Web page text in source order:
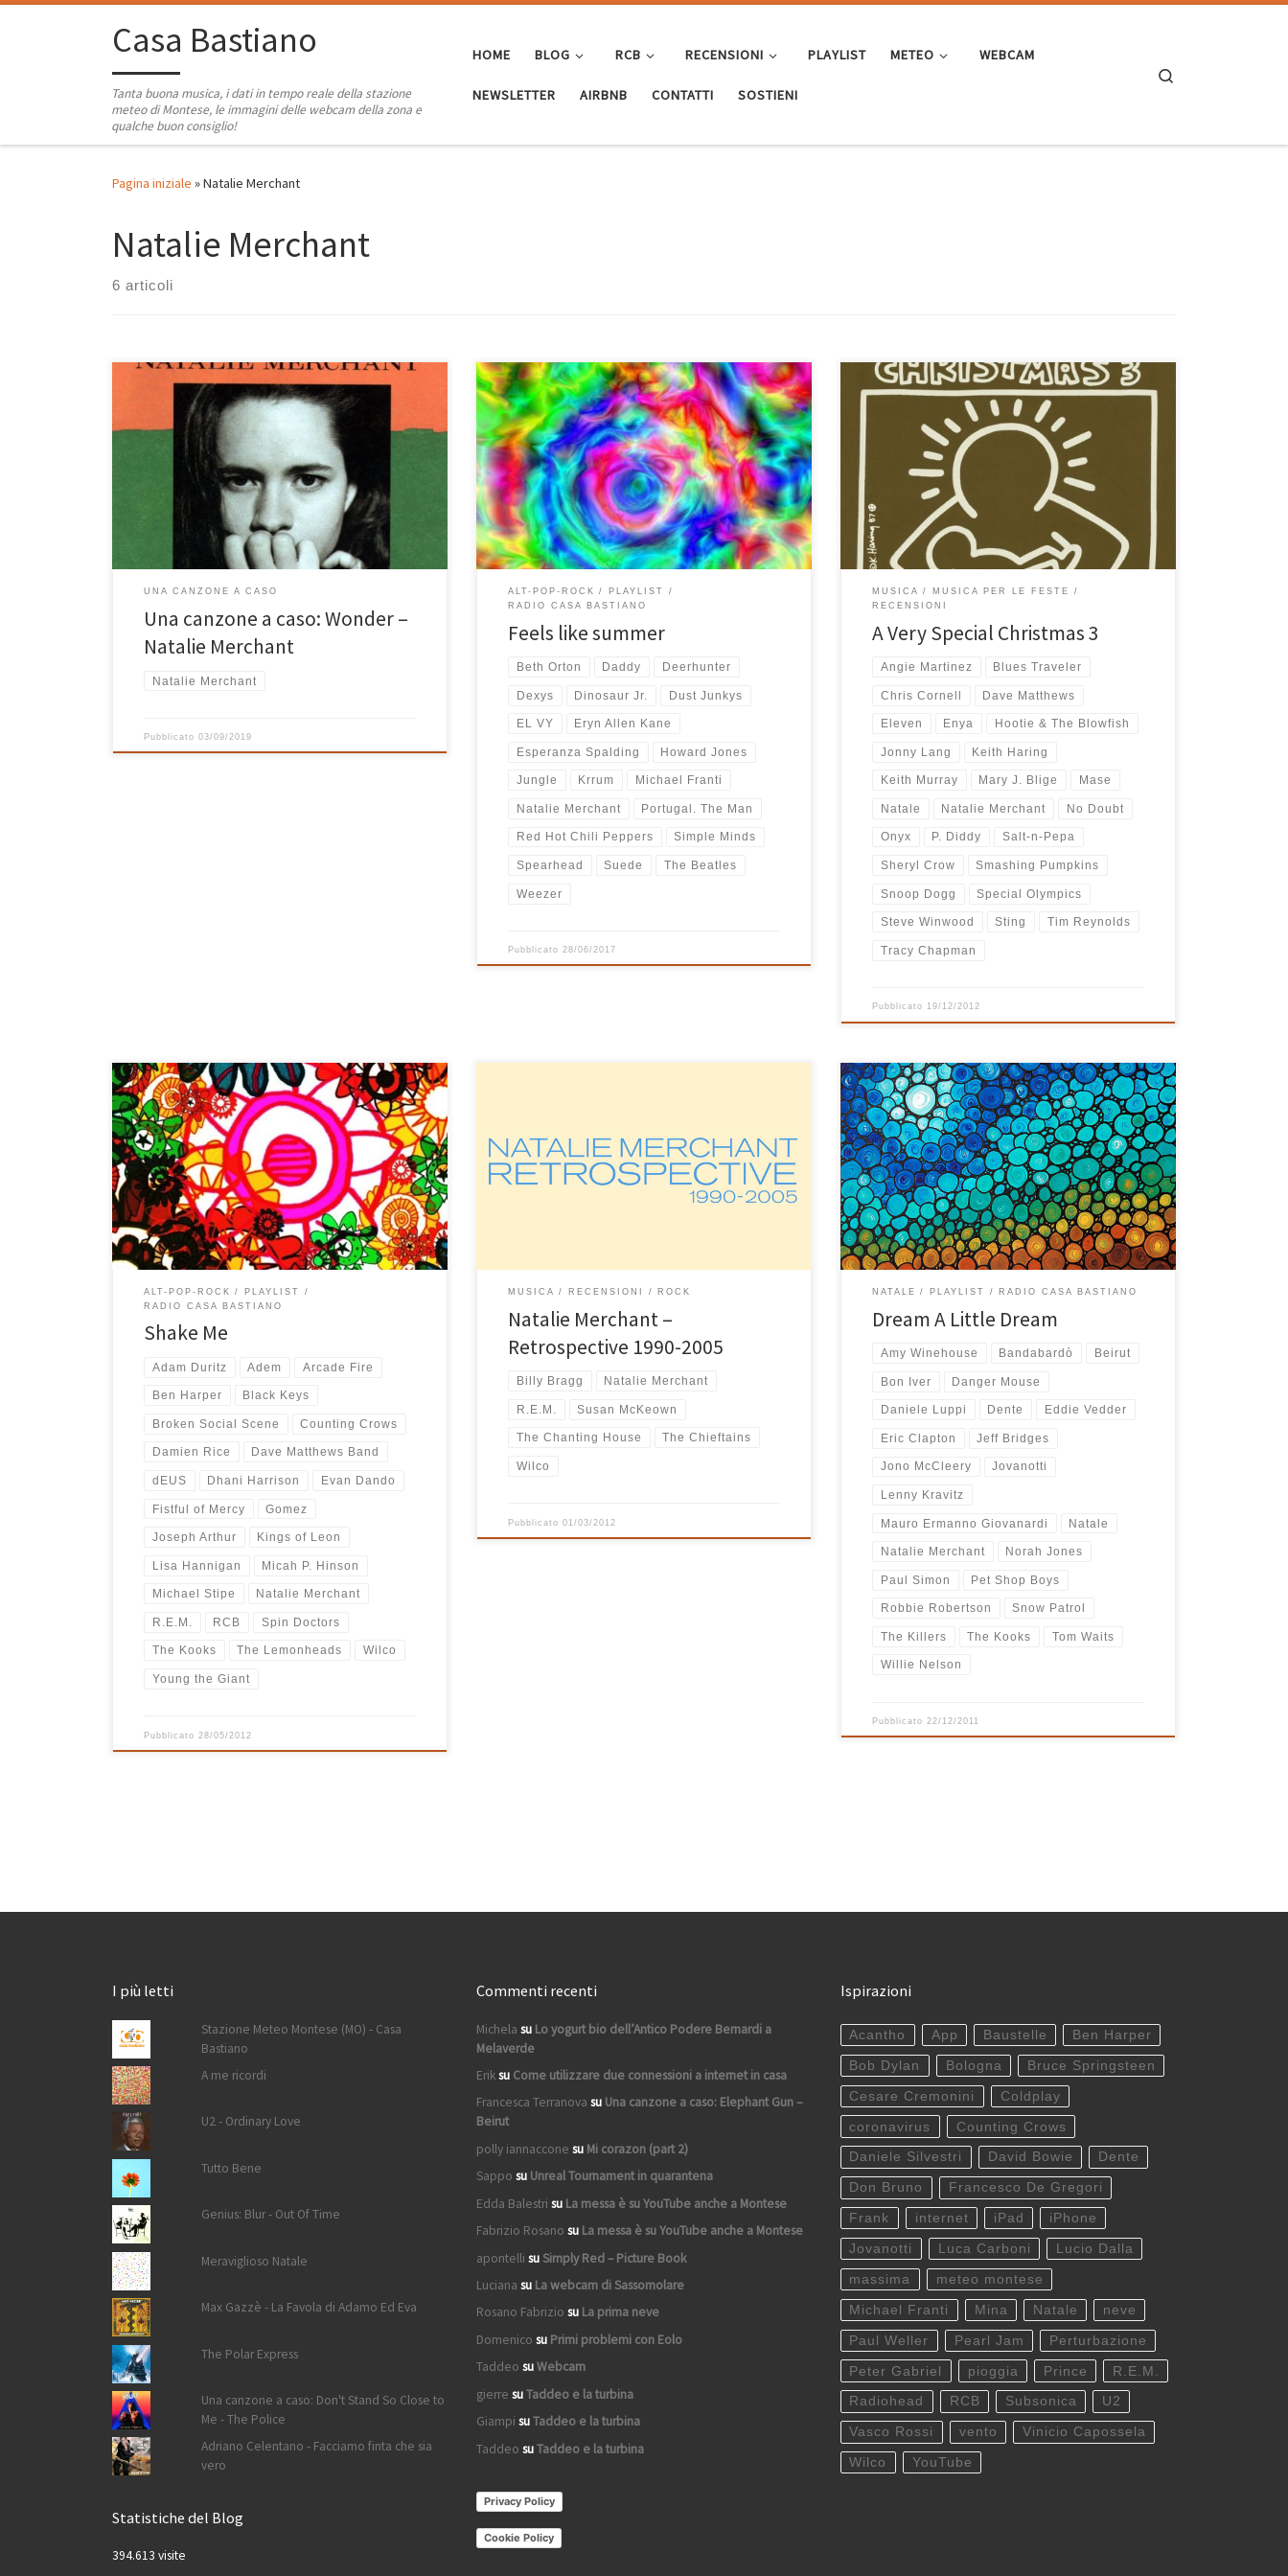
Passa al contenutoCasa Bastiano
Tanta buona musica, i dati in tempo reale della stazione
meteo di Montese, le immagini delle webcam della zona e
qualche buon consiglio!
HOME BLOG RCB RECENSIONI PLAYLIST METEO WEBCAM
NEWSLETTER AIRBNB CONTATTI SOSTIENI
Pagina iniziale »Natalie Merchant
Natalie Merchant
6 articoli
Quando una canzone suona così bene anche dopo
parecchi anni c’è solo un motivo: è una gran canzone!
Secondo singolo estratto dall’album Tigerlily del 1995
(il primo fu l’altrettanto ottimo Carnival), Wonder fu un
grande successo per Natalie Merchant che fece partire
la sua carriera solista dopo l’esperienza con i […]
UNA CANZONE A CASO
Una canzone a caso: Wonder –
Natalie Merchant
Natalie Merchant
Pubblicato03/09/2019
Feels like summer è un mix di tanti generi e canzoni,
vecchie e nuove, unite da un sentimento unico verso
l’estate e tutte le sensazioni che questa calda stagione
incarna e riesce sempre ad emanare. S’inizia forte,
con due canzoni che racchiudono in sé tutto lo spirito
estivo di questa […]
ALT-POP-ROCK
PLAYLIST
RADIO CASA BASTIANO
Feels like summer
Beth Orton Daddy Deerhunter
Dexys Dinosaur Jr. Dust Junkys
EL VY Eryn Allen Kane
Esperanza Spalding Howard Jones
Jungle Krrum Michael Franti
Natalie Merchant Portugal. The Man
Red Hot Chili Peppers Simple Minds
Spearhead Suede The Beatles
Weezer
Pubblicato28/06/2017
Nel 1997, a distanza di 10 anni dal primo A Very
Special Christmas, alcuni bravi artisti (tra cui, su tutti,
Chris Cornel, Sheryl Crow, Natalie Merchant, Dave
Matthews, Smashing Pumpkins, Tracy Chapman, Enya,
Sting e Patti Smith) si mettono a cantare delle belle
canzoni di Natale. La copertina cambia colore, […]
MUSICA
MUSICA PER LE FESTE
RECENSIONI
A Very Special Christmas 3
Angie Martinez Blues Traveler
Chris Cornell Dave Matthews
Eleven Enya Hootie & The Blowfish
Jonny Lang Keith Haring
Keith Murray Mary J. Blige Mase
Natale Natalie Merchant No Doubt
Onyx P. Diddy Salt-n-Pepa
Sheryl Crow Smashing Pumpkins
Snoop Dogg Special Olympics
Steve Winwood Sting Tim Reynolds
Tracy Chapman
Pubblicato 19/12/2012
Inizia e finisce molto low-fi Shake Me, la playlist di
maggio di Radio Casa Bastiano. Le Hotel Sessions di
Evan Dando sono roba da veri appassionati dei
Lemonheads, una rivisitazione chitarra e voce dei loro
pezzi migliori registrati così come venivano con rumori
e voci di fondo in camere d’hotel […]
ALT-POP-ROCK
PLAYLIST
RADIO CASA BASTIANO
Shake Me
Adam Duritz Adem Arcade Fire
Ben Harper Black Keys
Broken Social Scene Counting Crows
Damien Rice Dave Matthews Band
dEUS Dhani Harrison Evan Dando
Fistful of Mercy Gomez
Joseph Arthur Kings of Leon
Lisa Hannigan Micah P. Hinson
Michael Stipe Natalie Merchant
R.E.M. RCB Spin Doctors
The Kooks The Lemonheads Wilco
Young the Giant
Pubblicato 28/05/2012
voce dei 10,000 Maniacs. Agli inizi degli anni ’90 lascia
il gruppo e inizia il suo percorso solista azzeccando
subito tre singoli che vendono tantissimo in tutto il
MUSICA RECENSIONI ROCK
Natalie Merchant –
Retrospective 1990-2005
Billy Bragg Natalie Merchant
R.E.M. Susan McKeown
The Chanting House The Chieftains
Wilco
Pubblicato01/03/2012
Agli amici lontani e ai sostenitori di RCB Babbo Natale
la sta consegnando per posta, ai parenti e agli amici
vicini la porterà sotto l’albero, per tutti voi che amate
la buona musica di Radio Casa Bastiano ecco la mitica
e attesissima playlist di Natale! AUGURI AUGURI AUGURI
Tracklist – 21 brani – […]
NATALE PLAYLIST RADIO CASA BASTIANO
Dream A Little Dream
Amy Winehouse Bandabardò Beirut
Bon Iver Danger Mouse
Daniele Luppi Dente Eddie Vedder
Eric Clapton Jeff Bridges
Jono McCleery Jovanotti
Lenny Kravitz
Mauro Ermanno Giovanardi Natale
Natalie Merchant Norah Jones
Paul Simon Pet Shop Boys
Robbie Robertson Snow Patrol
The Killers The Kooks Tom Waits
Willie Nelson
Pubblicato22/12/2011
I più letti
Stazione Meteo Montese (MO) - Casa
Bastiano
A me ricordi
U2 - Ordinary Love
Tutto Bene
Genius: Blur - Out Of Time
Meraviglioso Natale
Max Gazzè - La Favola di Adamo Ed Eva
The Polar Express
Una canzone a caso: Don't Stand So Close to
Me - The Police
Adriano Celentano - Facciamo finta che sia
vero
Statistiche del Blog
394.613 visite
Commenti recenti
Michela su Lo yogurt bio dell’Antico Podere Bernardi a
Melaverde
Eriksu Come utilizzare due connessioni a internet in casa
Francesca Terranova su Una canzone a caso: Elephant Gun –
Beirut
polly iannaccone su Mi corazon (part 2)
Sappo su Unreal Tournament in quarantena
Edda Balestri su La messa è su YouTube anche a Montese
Fabrizio Rosano su La messa è su YouTube anche a Montese
apontelli suSimply Red – Picture Book
Luciana su La webcam di Sassomolare
Rosano Fabrizio su La prima neve
Domenico su Primi problemi con Eolo
Taddeo suWebcam
gierre suTaddeo e la turbina
Giampi suTaddeo e la turbina
Taddeo suTaddeo e la turbina
Privacy Policy
Cookie Policy
Ispirazioni
Acantho App Baustelle Ben Harper
Bob Dylan Bologna Bruce Springsteen
Cesare Cremonini Coldplay
coronavirus Counting Crows
Daniele Silvestri David Bowie Dente
Don Bruno Francesco De Gregori
Frank internet iPad iPhone
Jovanotti Luca Carboni Lucio Dalla
massima meteo montese
Michael Franti Mina Natale neve
Paul Weller Pearl Jam Perturbazione
Peter Gabriel pioggia Prince R.E.M.
Radiohead RCB Subsonica U2
Vasco Rossi vento Vinicio Capossela
Wilco YouTube